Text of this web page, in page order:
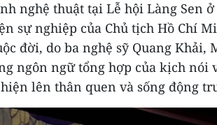
nghệ thuật tại Lễ hội Làng Sen
sự nghiệp của Chủ tịch Hồ Chí
đời, do ba nghệ sỹ Quang Khải,
ngôn ngữ tổng hợp của kịch nói
lên thân quen và sống động